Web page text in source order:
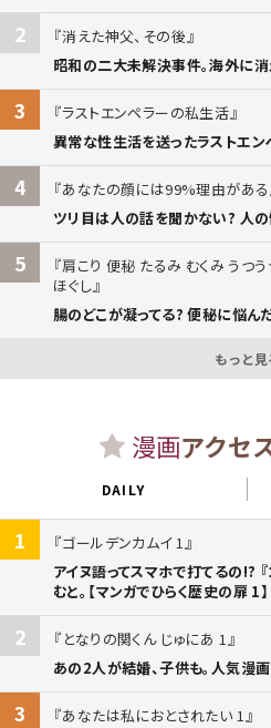
2
消えた神父、その後
昭和の二大未解決事件。海外に消
3
ラストエンペラーの私生活
異常な性生活を送ったラストエン
4
あなたの顔には99%理由がある
ツリ目は人の話を聞かない? 人
5
肩こり 便秘 たるみ むくみ うつ
ほぐし
腸のどこが凝ってる? 便秘に悩んだ
もっと見
漫画アクセ
DAILY
1
ゴールデンカムイ 1
アイヌ語ってスマホで打てるの!?
むと。【マンガでひらく歴史の扉 1】
2
となりの関くん じゅにあ 1
あの2人が結婚、子供も。人気漫
3
あなたは私におとされたい 1